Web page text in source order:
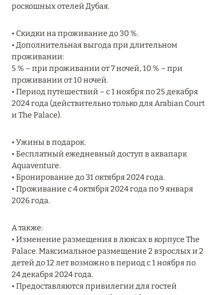
ПОЛНАЯ ПЕРЕЗАГРУЗКА: JUMEIRAH BALI,
Подробнее
20 марта 2026
MARCH GRAND ESCAPE: ПРЕДЛОЖЕНИЕ ОТ Á
LA CARTE PREMIUM ПО ОТЕЛЮ WALDORF
ASTORIA MALDIVES ITHAAFUSHI, МАЛЬДИВЫ
12 ноября 2025
MANDARIN ORIENTAL JUMEIRA — SUITE
NOVEMBER
13 мая 2025
ЗАБРОНИРУЙТЕ FOUR SEASONS RESORT
DUBAI AT JUMEIRAH BEACH ПО ЛУЧШИМ
ЦЕНАМ
роскошных отелей Дубая.
• Скидки на проживание до 30 %.
• Дополнительная выгода при длительном
проживании:
5 % – при проживании от 7 ночей, 10 % – при
проживании от 10 ночей.
• Период путешествий – с 1 ноября по 25 декабря
2024 года (действительно только для Arabian Court
и The Palace).
• Ужины в подарок.
• Бесплатный ежедневный доступ в аквапарк
Aquaventure.
• Бронирование до 31 октября 2024 года.
• Проживание с 4 октября 2024 года по 9 января
2026 года.
А также:
• Изменение размещения в люксах в корпусе The
Palace. Максимальное размещение 2 взрослых и 2
детей до 12 лет возможно в период с 1 ноября по
24 декабря 2024 года.
• Предоставляются привилегии для гостей